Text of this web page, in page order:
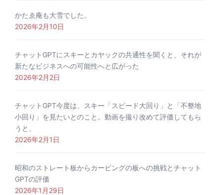
かたゑ庵も大雪でした。
2026年2月10日
チャットGPTにスキーとカヤックの共通性を聞くと、それが
新たなビジネスへの可能性へと広がった
2026年2月2日
チャットGPT今度は、スキー「スピード大回り」と「不整地
小回り」を見たいとのこと。動画を撮り改めて評価してもら
うと、
2026年2月1日
昭和のストレート板からカービングの板への挑戦とチャット
GPTの評価
2026年1月29日